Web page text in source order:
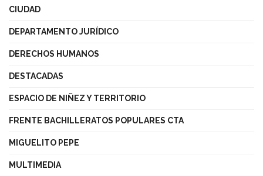
CIUDAD
DEPARTAMENTO JURÍDICO
DERECHOS HUMANOS
DESTACADAS
ESPACIO DE NIÑEZ Y TERRITORIO
FRENTE BACHILLERATOS POPULARES CTA
MIGUELITO PEPE
MULTIMEDIA